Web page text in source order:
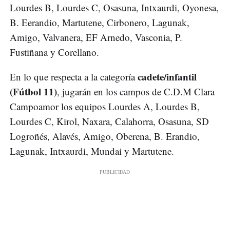
Lourdes B, Lourdes C, Osasuna, Intxaurdi, Oyonesa,
B. Eerandio, Martutene, Cirbonero, Lagunak,
Amigo, Valvanera, EF Arnedo, Vasconia, P.
Fustiñana y Corellano.
En lo que respecta a la categoríacadete/infantil
(Fútbol 11), jugarán en los campos de C.D.M Clara
Campoamor los equipos Lourdes A, Lourdes B,
Lourdes C, Kirol, Naxara, Calahorra, Osasuna, SD
Logroñés, Alavés, Amigo, Oberena, B. Erandio,
Lagunak, Intxaurdi, Mundai y Martutene.